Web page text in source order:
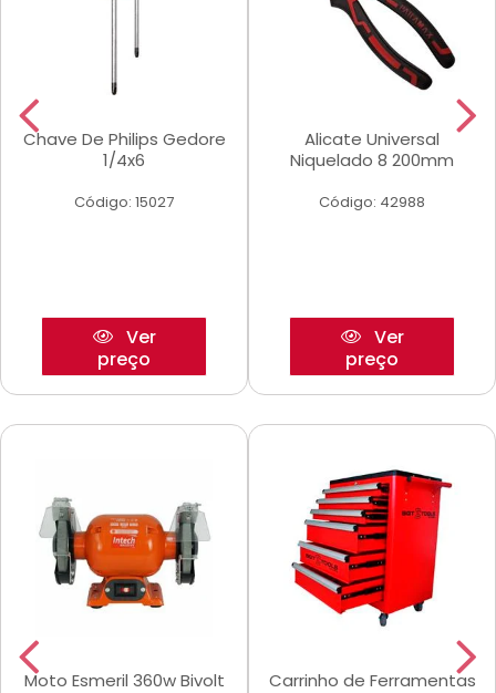
Chave De Philips Gedore
1/4x6
Código: 15027
Ver
preço
Alicate Universal
Niquelado 8 200mm
Código: 42988
Ver
preço
Moto Esmeril 360w Bivolt
Carrinho de Ferramentas